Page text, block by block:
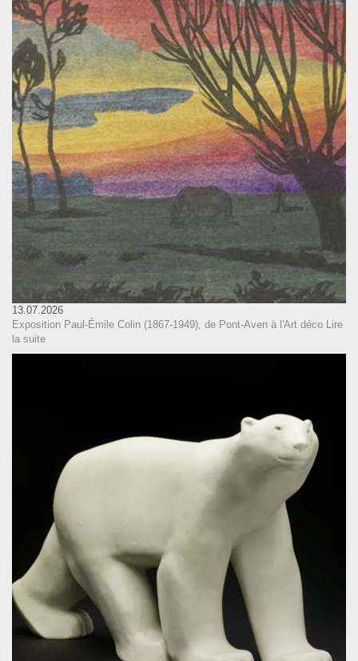
13.07.2026
Exposition Paul-Émile Colin (1867-1949), de Pont-Aven à l'Art déco Lire
la suite